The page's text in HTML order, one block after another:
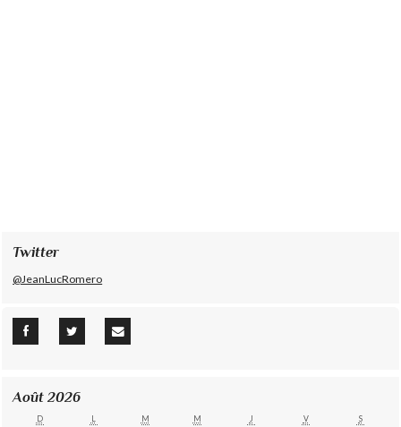
Twitter
@JeanLucRomero
Août 2026
D L M M J V S